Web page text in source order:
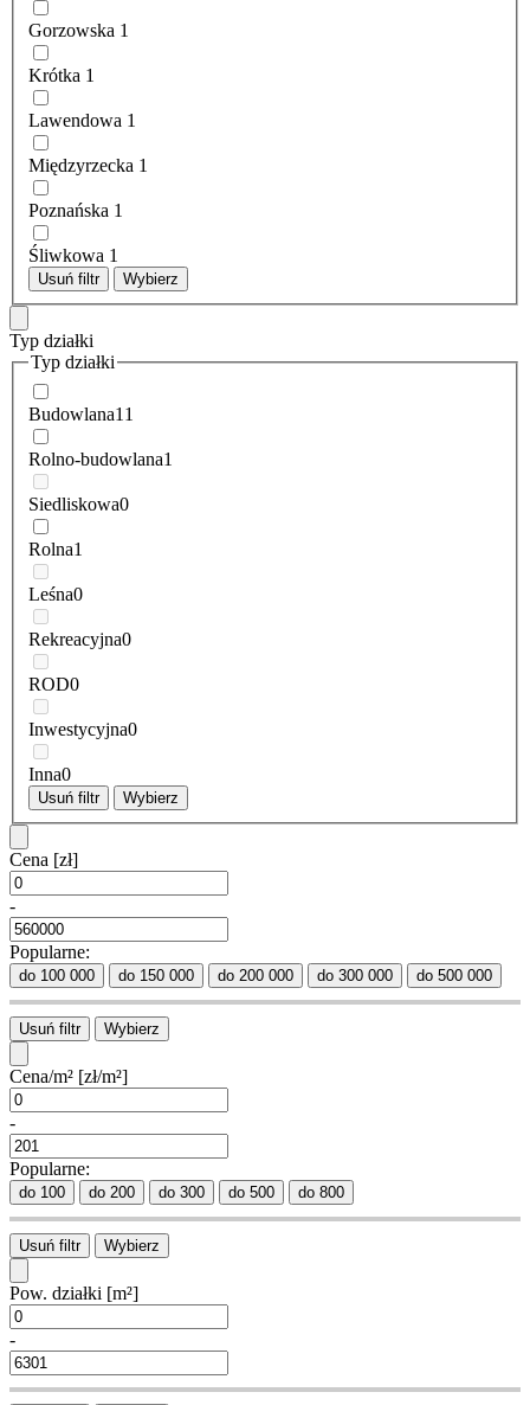
Gorzowska 1
Krótka 1
Lawendowa 1
Międzyrzecka 1
Poznańska 1
Śliwkowa 1
Usuń filtr Wybierz
Typ działki
Typ działki
Budowlana11
Rolno-budowlana1
Siedliskowa0
Rolna1
Leśna0
Rekreacyjna0
ROD0
Inwestycyjna0
Inna0
Usuń filtr Wybierz
Cena [zł]
-
Popularne:
do 100 000 do 150 000 do 200 000 do 300 000 do 500 000
Usuń filtr Wybierz
Cena/m² [zł/m²]
-
Popularne:
do 100 do 200 do 300 do 500 do 800
Usuń filtr Wybierz
Pow. działki [m²]
-